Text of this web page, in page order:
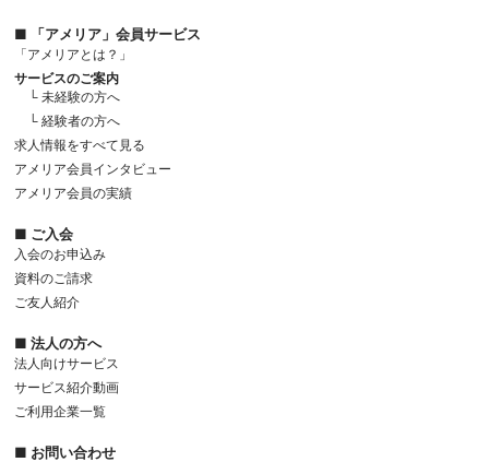
■ 「アメリア」会員サービス
「アメリアとは？」
サービスのご案内
└ 未経験の方へ
└ 経験者の方へ
求人情報をすべて見る
アメリア会員インタビュー
アメリア会員の実績
■ ご入会
入会のお申込み
資料のご請求
ご友人紹介
■ 法人の方へ
法人向けサービス
サービス紹介動画
ご利用企業一覧
■ お問い合わせ